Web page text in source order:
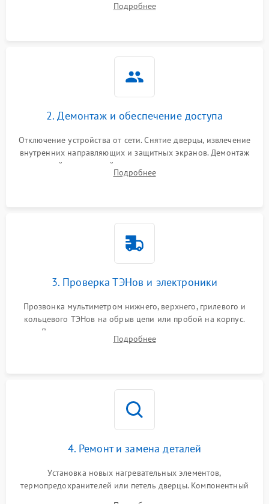
конвекцией, панелью управления или блокировкой дверцы.
Подробнее
2. Демонтаж и обеспечение доступа
Отключение устройства от сети. Снятие дверцы, извлечение
внутренних направляющих и защитных экранов. Демонтаж
задней или верхней панели для прямого доступа к
нагревательным элементам, плате и вентиляторам.
Подробнее
3. Проверка ТЭНов и электроники
Прозвонка мультиметром нижнего, верхнего, грилевого и
кольцевого ТЭНов на обрыв цепи или пробой на корпус.
Диагностика термостата, датчиков температуры,
переключателя режимов и мотора конвекции.
Подробнее
4. Ремонт и замена деталей
Установка новых нагревательных элементов,
термопредохранителей или петель дверцы. Компонентный